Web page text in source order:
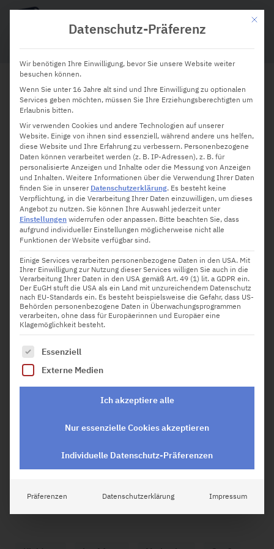
Mehr Motivation beim Joggen?
Diese Lauf Apps helfen
Wer regelmäßig läuft, kennt die kleinen
Motivationslöcher, die den inneren
Schweinehund stärken. Personalisierte Kleidung kann
ein zusätzlicher Anreiz sein, sich die Laufschuhe zu
schnüren. EigeneLaufshirts bedrucken lassen
langfristigen Erfolg sind digitale Helfer, die den
machen und gezielt unterstützen. Die richtige Lauf App
hilft dabei, Strecken zu tracken oder den Puls im Blick zu
91 total views
Mit
Datenschutz-Präferenz
Wir benötigen Ihre Einwilligung, bevor Sie unsere Website weiter
besuchen können.
Wenn Sie unter 16 Jahre alt sind und Ihre Einwilligung zu optionalen
Services geben möchten, müssen Sie Ihre Erziehungsberechtigten um
Erlaubnis bitten.
Wir verwenden Cookies und andere Technologien auf unserer
Website. Einige von ihnen sind essenziell, während andere uns helfen,
diese Website und Ihre Erfahrung zu verbessern. Personenbezogene
Daten können verarbeitet werden (z. B. IP-Adressen), z. B. für
personalisierte Anzeigen und Inhalte oder die Messung von Anzeigen
und Inhalten. Weitere Informationen über die Verwendung Ihrer Daten
finden Sie in unserer Datenschutzerklärung. Es besteht keine
Verpflichtung, in die Verarbeitung Ihrer Daten einzuwilligen, um dieses
Angebot zu nutzen. Sie können Ihre Auswahl jederzeit unter
Einstellungen widerrufen oder anpassen. Bitte beachten Sie, dass
aufgrund individueller Einstellungen möglicherweise nicht alle
Funktionen der Website verfügbar sind.
Einige Services verarbeiten personenbezogene Daten in den USA. Mit
Ihrer Einwilligung zur Nutzung dieser Services willigen Sie auch in die
Verarbeitung Ihrer Daten in den USA gemäß Art. 49 (1) lit. a GDPR ein.
Der EuGH stuft die USA als ein Land mit unzureichendem Datenschutz
nach EU-Standards ein. Es besteht beispielsweise die Gefahr, dass US-
Behörden personenbezogene Daten in Überwachungsprogrammen
verarbeiten, ohne dass für Europäerinnen und Europäer eine
Klagemöglichkeit besteht.
Es folgt eine Liste der Service-Gruppen, für die eine
Essenziell
Externe Medien
Ich akzeptiere alle
Nur essenzielle Cookies akzeptieren
Individuelle Datenschutz-Präferenzen
Präferenzen Datenschutzerklärung Impressum